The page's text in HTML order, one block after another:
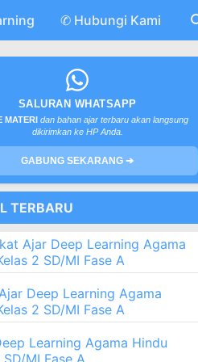
✆ Hubungi Kami
SALURAN WHATSAPP
MATERI dan bahan ajar terbaru akan langsung
dikirimkan ke HP Anda.
GABUNG SEKARANG ➔
TERBARU
Ajar Deep Learning Agama
2 SD/MI Fase A
Deep Learning Agama
2 SD/MI Fase A
Learning Agama Hindu
SD/MI Fase A